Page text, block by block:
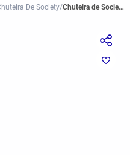
De Society Chuteira de Society Joma Maxima Masculina